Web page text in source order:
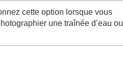
cette option lorsque vous
une traînée d’eau ou